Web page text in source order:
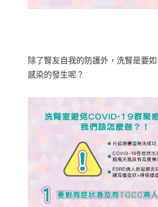
除了腎友自我的防護外，洗腎是要
感染的發生呢？